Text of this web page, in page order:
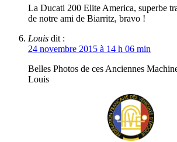
La Ducati 200 Elite America, superbe
de notre ami de Biarritz, bravo !
Louis dit :
24 novembre 2015 à 14 h 06 min
Belles Photos de ces Anciennes
Louis